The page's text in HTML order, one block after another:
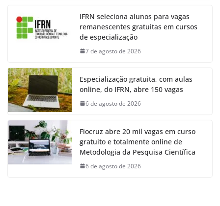
IFRN seleciona alunos para vagas
remanescentes gratuitas em cursos
de especialização
7 de agosto de 2026
Especialização gratuita, com aulas
online, do IFRN, abre 150 vagas
6 de agosto de 2026
Fiocruz abre 20 mil vagas em curso
gratuito e totalmente online de
Metodologia da Pesquisa Científica
6 de agosto de 2026